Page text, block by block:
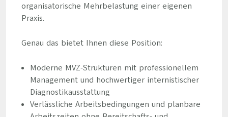
organisatorische Mehrbelastung einer eigenen
Praxis.
Genau das bietet Ihnen diese Position:
Moderne MVZ-Strukturen mit professionellem
Management und hochwertiger internistischer
Diagnostikausstattung
Verlässliche Arbeitsbedingungen und planbare